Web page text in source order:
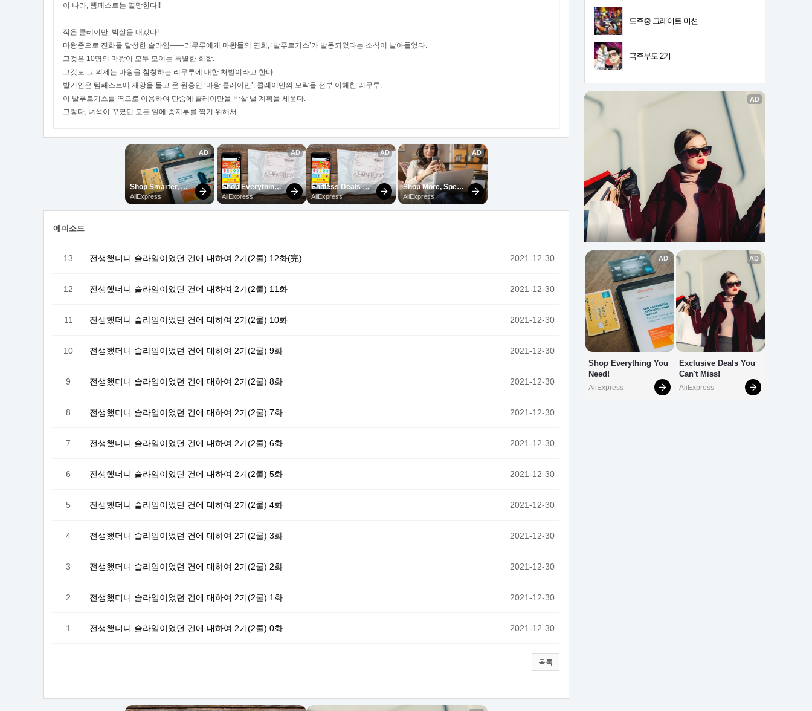
이 나라, 템페스트는 멸망한다!!
적은 클레이만. 박살을 내겠다!
마왕종으로 진화를 달성한 슬라임――리무루에게 마왕들의 연회, ‘발푸르기스’가 발동되었다는 소식이 날아들었다.
그것은 10명의 마왕이 모두 모이는 특별한 회합.
그것도 그 의제는 마왕을 참칭하는 리무루에 대한 처벌이라고 한다.
발기인은 템페스트에 재앙을 몰고 온 원흉인 ‘마왕 클레이만’. 클레이만의 모략을 전부 이해한 리무루.
이 발푸르기스를 역으로 이용하여 단숨에 클레이만을 박살 낼 계획을 세운다.
그렇다, 녀석이 꾸몄던 모든 일에 종지부를 찍기 위해서……
에피소드
13 전생했더니 슬라임이었던 건에 대하여 2기(2쿨) 12화(完) 2021-12-30
12 전생했더니 슬라임이었던 건에 대하여 2기(2쿨) 11화 2021-12-30
11 전생했더니 슬라임이었던 건에 대하여 2기(2쿨) 10화 2021-12-30
10 전생했더니 슬라임이었던 건에 대하여 2기(2쿨) 9화 2021-12-30
9 전생했더니 슬라임이었던 건에 대하여 2기(2쿨) 8화 2021-12-30
8 전생했더니 슬라임이었던 건에 대하여 2기(2쿨) 7화 2021-12-30
7 전생했더니 슬라임이었던 건에 대하여 2기(2쿨) 6화 2021-12-30
6 전생했더니 슬라임이었던 건에 대하여 2기(2쿨) 5화 2021-12-30
5 전생했더니 슬라임이었던 건에 대하여 2기(2쿨) 4화 2021-12-30
4 전생했더니 슬라임이었던 건에 대하여 2기(2쿨) 3화 2021-12-30
3 전생했더니 슬라임이었던 건에 대하여 2기(2쿨) 2화 2021-12-30
2 전생했더니 슬라임이었던 건에 대하여 2기(2쿨) 1화 2021-12-30
1 전생했더니 슬라임이었던 건에 대하여 2기(2쿨) 0화 2021-12-30
목록
도주중 그레이트 미션
극주부도 2기